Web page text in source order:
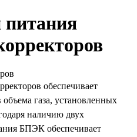
обеспечивает
газа, установленных
наличию двух
БПЭК обеспечивает